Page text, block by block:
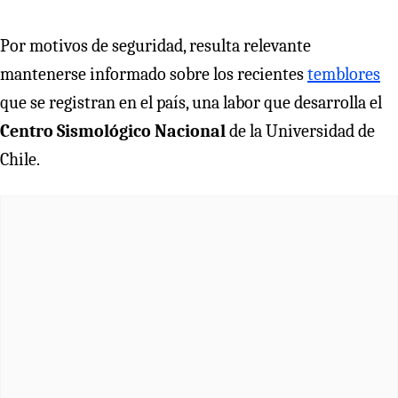
Por motivos de seguridad, resulta relevante
mantenerse informado sobre los recientestemblores
que se registran en el país, una labor que desarrolla el
Centro Sismológico Nacionalde la Universidad de
Chile.